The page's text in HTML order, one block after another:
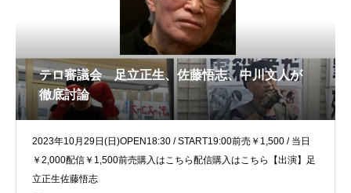
テロ審議会 足立正生、佐藤悟志、中川文人が
徹底討論
2023年10月29日(日)OPEN18:30 / START19:00前売￥1,500 / 当日
￥2,000配信￥1,500前売購入はこちら配信購入はこちら【出演】足
立正生佐藤悟志